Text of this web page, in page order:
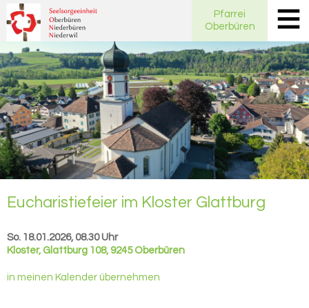
Pfarrei
Oberbüren
Eu­cha­ris­tie­fei­er im Klos­ter Glatt­burg
So. 18.01.2026, 08.30 Uhr
Kloster, Glattburg 108, 9245 Oberbüren
in meinen Kalender übernehmen